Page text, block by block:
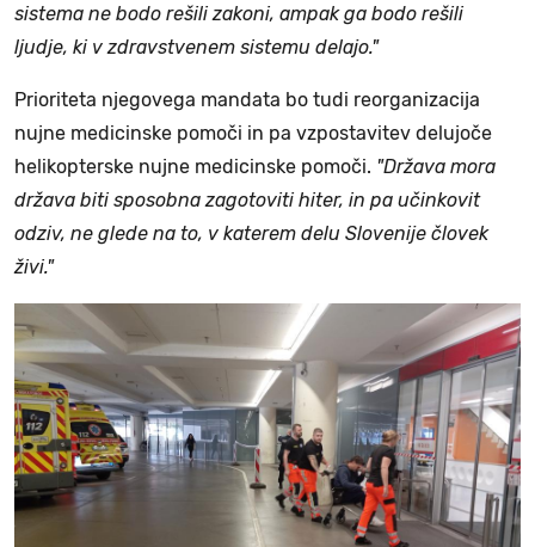
sistema ne bodo rešili zakoni, ampak ga bodo rešili
ljudje, ki v zdravstvenem sistemu delajo."
Prioriteta njegovega mandata bo tudi reorganizacija
nujne medicinske pomoči in pa vzpostavitev delujoče
helikopterske nujne medicinske pomoči. "Država mora
država biti sposobna zagotoviti hiter, in pa učinkovit
odziv, ne glede na to, v katerem delu Slovenije človek
živi."